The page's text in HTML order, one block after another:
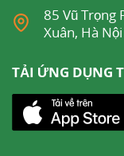
85 Vũ Trọng
Xuân, Hà Nội
TẢI ỨNG DỤNG